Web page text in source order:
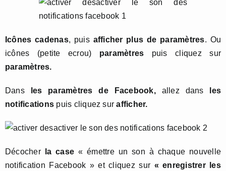
Icônes cadenas, puis afficher plus de paramètres. Ou
icônes (petite ecrou) paramètres puis cliquez sur
paramètres.
Dans les paramètres de Facebook,allez dans
les
notifications puis cliquez sur afficher.
Décocherla case « émettre un son à chaque nouvelle
notification Facebook » et cliquez sur « enregistrer les